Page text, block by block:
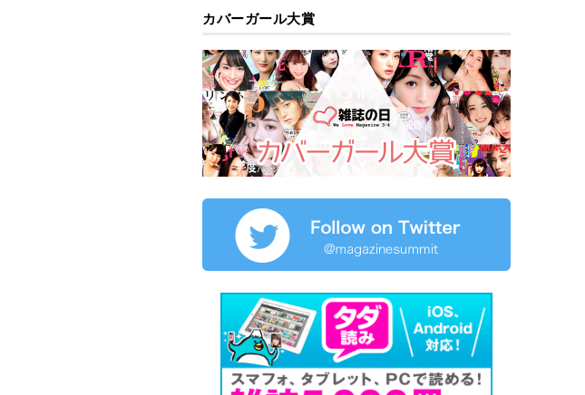
カバーガール大賞